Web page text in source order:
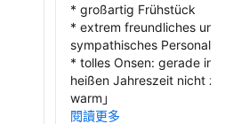
* großartig Frühstück
* extrem freundliches und
sympathisches Personal
* tolles Onsen: gerade in
heißen Jahreszeit nicht zu
warm 」
閱讀更多